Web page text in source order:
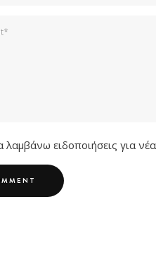
λαμβάνω ειδοποιήσεις για